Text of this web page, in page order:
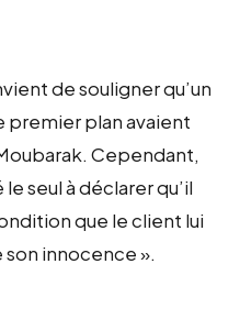
de souligner qu’un
premier plan avaient
Cependant,
seul à déclarer qu’il
que le client lui
innocence ».